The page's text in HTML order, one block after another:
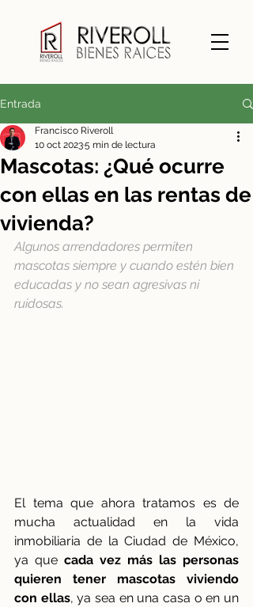
Entrada
Mascotas: ¿Qué ocurre
con ellas en las rentas de
vivienda?
Francisco Riveroll
10 oct 20235 min de lectura
Algunos arrendadores permiten
mascotas siempre y cuando estén bien
educadas y no sean agresivas ni
ruidosas.
El tema que ahora tratamos es de
mucha actualidad en la vida
inmobiliaria de la Ciudad de México,
ya que cada vez más las personas
quieren tener mascotas viviendo
con ellas, ya sea en una casa o en un